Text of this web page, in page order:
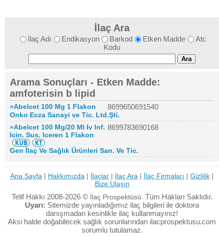
İlaç Ara
İlaç Adı Endikasyon Barkod Etken Madde
Atc
Kodu
Arama Sonuçları - Etken Madde:
amfoterisin b lipid
»Abelcet 100 Mg 1 Flakon 8699650691540
Onko Ecza Sanayi ve Tic. Ltd.Şti.
»Abelcet 100 Mg/20 Ml Iv Inf.
Icin. Sus. Iceren 1 Flakon
8699783690168
Gen İlaç Ve Sağlık Ürünleri San. Ve Tic.
Ana Sayfa | Hakkımızda | İlaçlar | İlaç Ara | İlaç Firmaları | Gizlilik |
Bize Ulaşın
Telif Hakkı 2008-2026 © İlaç Prospektüsü. Tüm Hakları Saklıdır.
Uyarı: Sitemizde yayınladığımız ilaç bilgileri ile doktora
danışmadan kesinlikle ilaç kullanmayınız!
Aksi halde doğabilecek sağlık sorunlarından ilacprospektusu.com
sorumlu tutulamaz.